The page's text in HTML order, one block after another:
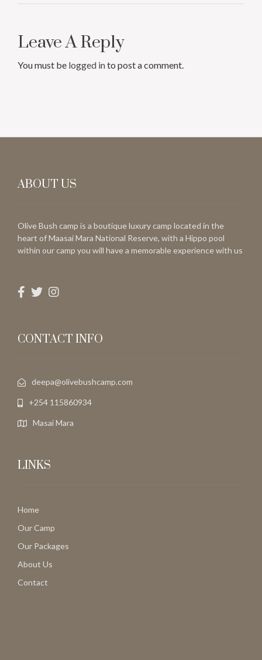
Leave A Reply
You must be logged into post a comment.
ABOUT US
Olive Bush camp is a boutique luxury camp located in the
heart of Maasai Mara National Reserve, with a Hippo pool
within our camp you will have a memorable experience with us
CONTACT INFO
deepa@olivebushcamp.com
+254 115860934
Masai Mara
LINKS
Home
Our Camp
Our Packages
About Us
Contact